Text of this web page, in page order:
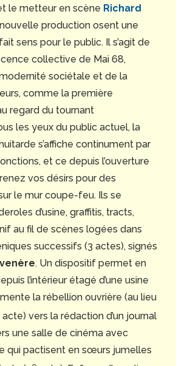
le metteur en scène Richard
production osent une
sens pour le public. Il s’agit de
collective de Mai 68,
sociétale et de la
comme la première
regard du tournant
les yeux du public actuel, la
s’affiche continument par
et ce depuis l’ouverture
vos désirs pour des
le mur coupe-feu. Ils se
d’usine, graffitis, tracts,
au fil de scènes logées dans
successifs (3 actes), signés
. Un dispositif permet en
l’intérieur étagé d’une usine
la rébellion ouvrière (au lieu
acte) vers la rédaction d’un journal
une salle de cinéma avec
qui pactisent en sœurs jumelles